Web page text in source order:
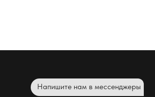
Напишите нам в мессенджеры